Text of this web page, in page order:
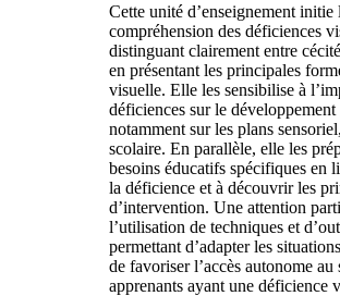
Cette unité d’enseignement initie
compréhension des déficiences
distinguant clairement entre
en présentant les principales
visuelle. Elle les sensibilise à
déficiences sur le
notamment sur les plans
scolaire. En parallèle, elle les
besoins éducatifs spécifiques en
la déficience et à découvrir les
d’intervention. Une attention
l’utilisation de techniques et
permettant d’adapter les
de favoriser l’accès autonome
apprenants ayant une déficience